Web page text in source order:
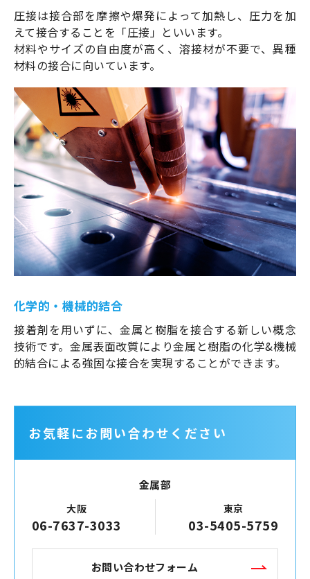
圧接は接合部を摩擦や爆発によって加熱し、圧力を加
えて接合することを「圧接」といいます。
材料やサイズの自由度が高く、溶接材が不要で、異種
材料の接合に向いています。
化学的・機械的結合
接着剤を用いずに、金属と樹脂を接合する新しい概念
技術です。金属表面改質により金属と樹脂の化学&機械
的結合による強固な接合を実現することができます。
お気軽にお問い合わせください
金属部
大阪
06-7637-3033
東京
03-5405-5759
お問い合わせフォーム